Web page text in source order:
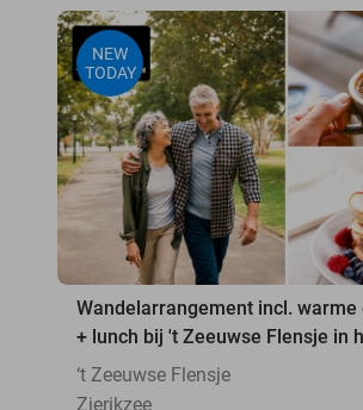
NEW
TODAY
Wandelarrangement incl. warme
+ lunch bij 't Zeeuwse Flensje in
‘t Zeeuwse Flensje
Zierikzee